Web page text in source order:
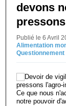
devons
Publié le 6 Avril
Alimentation
Questionnement
Ce que nous
notre pouvoir